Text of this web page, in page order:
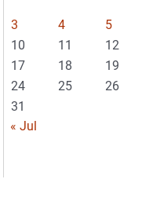
3
4 5
10
11 12
17
18 19
24
25 26
31
« Jul